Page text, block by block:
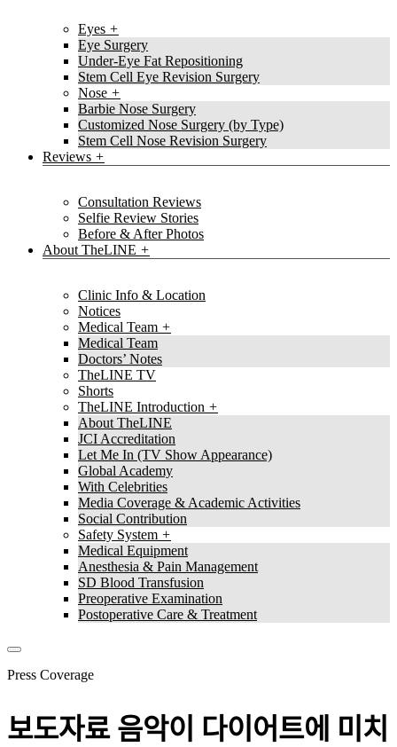
Eyes
Eye Surgery
Under-Eye Fat Repositioning
Stem Cell Eye Revision Surgery
Nose
Barbie Nose Surgery
Customized Nose Surgery (by Type)
Stem Cell Nose Revision Surgery
Reviews
Consultation Reviews
Selfie Review Stories
Before & After Photos
About TheLINE
Clinic Info & Location
Notices
Medical Team
Medical Team
Doctors’ Notes
TheLINE TV
Shorts
TheLINE Introduction
About TheLINE
JCI Accreditation
Let Me In (TV Show Appearance)
Global Academy
With Celebrities
Media Coverage & Academic Activities
Social Contribution
Safety System
Medical Equipment
Anesthesia & Pain Management
SD Blood Transfusion
Preoperative Examination
Postoperative Care & Treatment
Press Coverage
보도자료 음악이 다이어트에 미치